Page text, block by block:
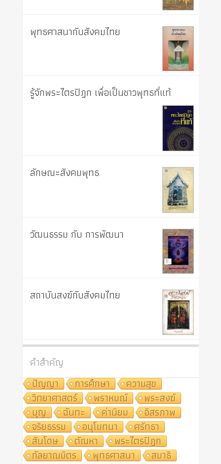
พุทธศาสนากับสังคมไทย
รู้จักพระไตรปิฎก เพื่อเป็นชาวพุทธที่แท้
ลักษณะสังคมพุทธ
วัฒนธรรม กับ การพัฒนา
สถาบันสงฆ์กับสังคมไทย
คำสำคัญ
ปัญญา
การศึกษา
ความสุข
วิทยาศาสตร์
พราหมณ์
พระสงฆ์
บุญ
ฉันทะ ค่านิยม
อิสรภาพ
จริยธรรม
อนุโมทนา
ศรัทธา
สันโดษ
ตัณหา
พระไตรปิฎก
กัลยาณมิตร
พุทธศาสนา
สมาธิ